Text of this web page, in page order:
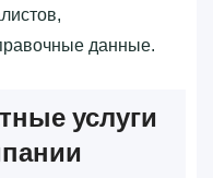
данные.
услуги